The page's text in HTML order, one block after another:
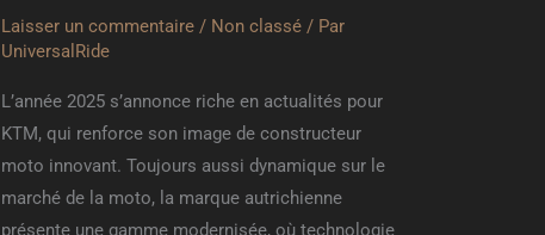
Laisser un commentaire / Non classé/ Par
UniversalRide
L’année 2025 s’annonce riche en actualités pour
KTM, qui renforce son image de constructeur
moto innovant. Toujours aussi dynamique sur le
marché de la moto, la marque autrichienne
présente une gamme modernisée, où technologie